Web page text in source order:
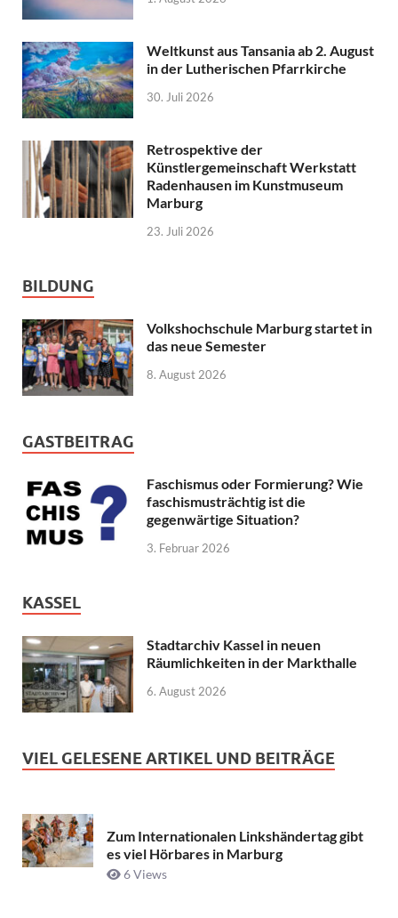
Weltkunst aus Tansania ab 2. August
in der Lutherischen Pfarrkirche
30. Juli 2026
Retrospektive der
Künstlergemeinschaft Werkstatt
Radenhausen im Kunstmuseum
Marburg
23. Juli 2026
BILDUNG
Volkshochschule Marburg startet in
das neue Semester
8. August 2026
GASTBEITRAG
Faschismus oder Formierung? Wie
faschismusträchtig ist die
gegenwärtige Situation?
3. Februar 2026
KASSEL
Stadtarchiv Kassel in neuen
Räumlichkeiten in der Markthalle
6. August 2026
VIEL GELESENE ARTIKEL UND BEITRÄGE
Zum Internationalen Linkshändertag gibt
es viel Hörbares in Marburg
6 Views